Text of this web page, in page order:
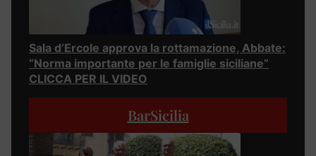
Sala d’Ercole approva la rottamazione, Abbate:
“Norma importante per le famiglie siciliane”
CLICCA PER IL VIDEO
BarSicilia